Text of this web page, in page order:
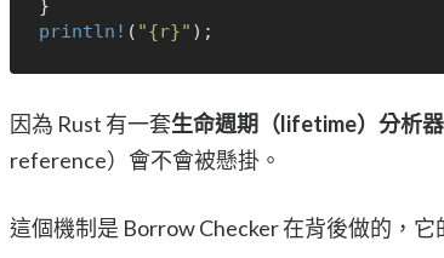
println! ( "{r}"
因為 Rust 有一套生命週期（lifetime）分析器
reference）會不會被懸掛。
這個機制是 Borrow Checker 在背後做的，它